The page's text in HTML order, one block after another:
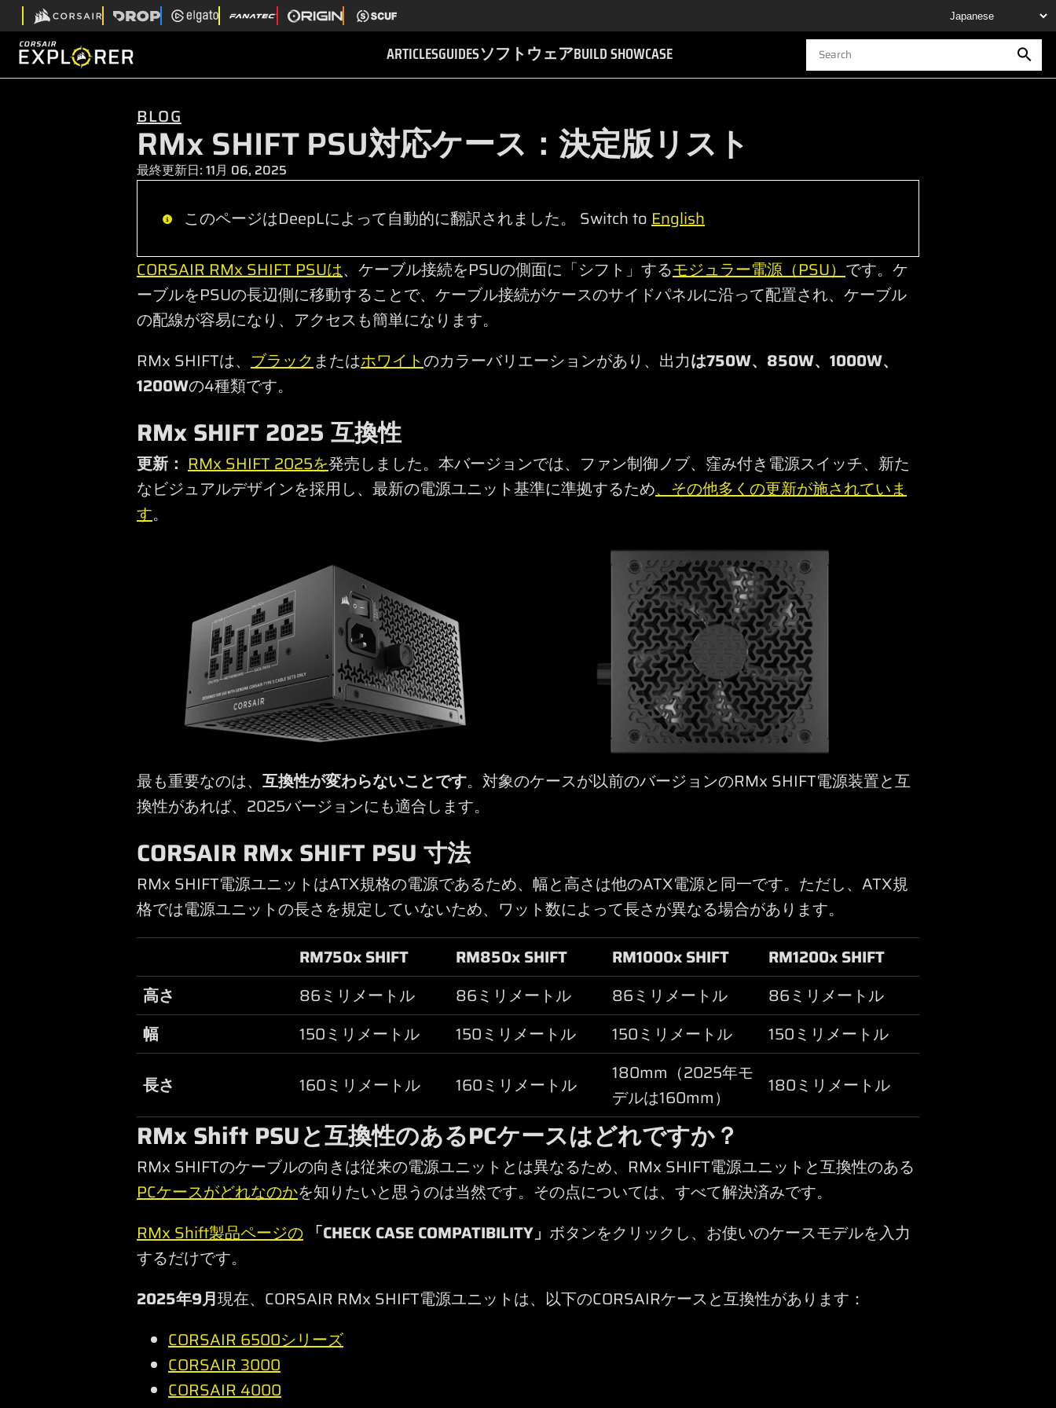
ARTICLESGUIDESソフトウェアBUILD SHOWCASE
BLOG
RMx SHIFT PSU対応ケース：決定版リスト
最終更新日: 11月 06, 2025
このページはDeepLによって自動的に翻訳されました。 Switch toEnglish
CORSAIR RMx SHIFT PSUは、ケーブル接続をPSUの側面に「シフト」するモジュラー電源（PSU）です。ケ
ーブルをPSUの長辺側に移動することで、ケーブル接続がケースのサイドパネルに沿って配置され、ケーブル
の配線が容易になり、アクセスも簡単になります。
RMx SHIFTは、 ブラックまたはホワイトのカラーバリエーションがあり、出力は750W、850W、1000W、
1200Wの4種類です。
RMx SHIFT 2025 互換性
更新： RMx SHIFT 2025を発売しました。本バージョンでは、ファン制御ノブ、窪み付き電源スイッチ、新た
なビジュアルデザインを採用し、最新の電源ユニット基準に準拠するため、その他多くの更新が施されていま
す。
最も重要なのは、 互換性が変わらないことです。対象のケースが以前のバージョンのRMx SHIFT電源装置と互
換性があれば、2025バージョンにも適合します。
CORSAIR RMx SHIFT PSU 寸法
RMx SHIFT電源ユニットはATX規格の電源であるため、幅と高さは他のATX電源と同一です。ただし、ATX規
格では電源ユニットの長さを規定していないため、ワット数によって長さが異なる場合があります。
RM750x SHIFT
RM850x SHIFT RM1000x SHIFT
RM1200x SHIFT
高さ
86ミリメートル 86ミリメートル 86ミリメートル
86ミリメートル
幅
150ミリメートル 150ミリメートル 150ミリメートル 150ミリメートル
長さ 160ミリメートル 160ミリメートル
180mm（2025年モ
デルは160mm）
180ミリメートル
RMx Shift PSUと互換性のあるPCケースはどれですか？
RMx SHIFTのケーブルの向きは従来の電源ユニットとは異なるため、RMx SHIFT電源ユニットと互換性のある
PCケースがどれなのかを知りたいと思うのは当然です。その点については、すべて解決済みです。
RMx Shift製品ページの 「CHECK CASE COMPATIBILITY」 ボタンをクリックし、お使いのケースモデルを入力
するだけです。
2025年9月現在、CORSAIR RMx SHIFT電源ユニットは、以下のCORSAIRケースと互換性があります：
CORSAIR 6500シリーズ
CORSAIR 3000
CORSAIR 4000